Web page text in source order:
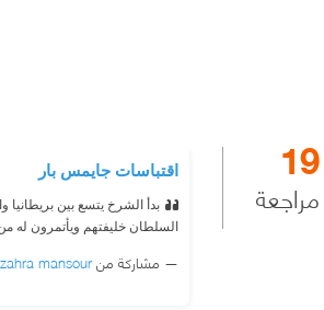
19
مراجعة
اقتباسات جايمس بار
بدأ الشرخ يتسع بين بريطانيا
السلطان خليفتهم ويأتمرون له
مشاركة منzahra mansour